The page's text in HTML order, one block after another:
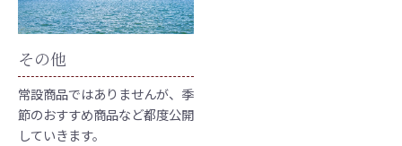
その他
常設商品ではありませんが、季
節のおすすめ商品など都度公開
していきます。